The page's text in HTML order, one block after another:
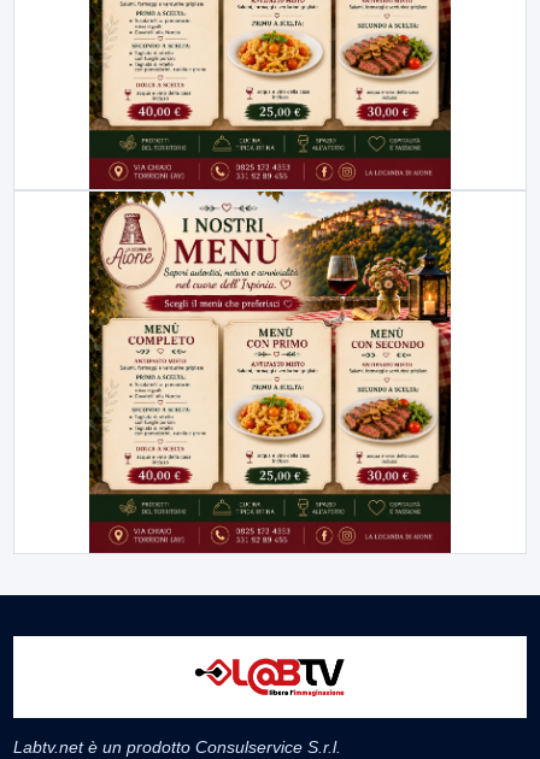
Labtv.net è un prodotto Consulservice S.r.l.